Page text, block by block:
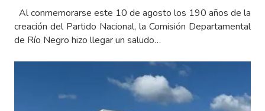
Al conmemorarse este 10 de agosto los 190 años de la
creación del Partido Nacional, la Comisión Departamental
de Río Negro hizo llegar un saludo…